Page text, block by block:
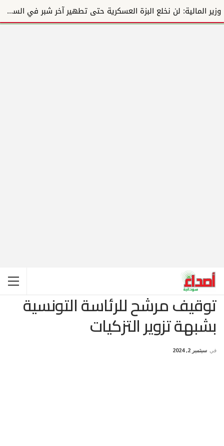
وزير المالية: لن نخلع البزة العسكرية حتى تطهير آخر شبر في السودان
توقيف مرشح للرئاسة التونسية
بشبهة تزوير التزكيات
في سبتمبر 2, 2024